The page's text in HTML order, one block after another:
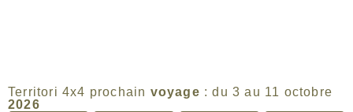
Territori 4x4 prochain voyage : du 3 au 11 octobre
2026